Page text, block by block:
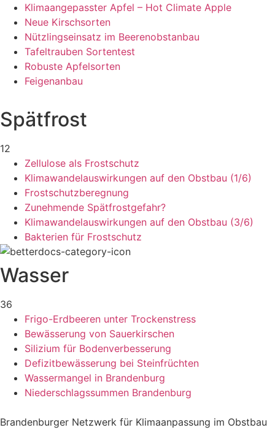
Klimaangepasster Apfel – Hot Climate Apple
Neue Kirschsorten
Nützlingseinsatz im Beerenobstanbau
Tafeltrauben Sortentest
Robuste Apfelsorten
Feigenanbau
Spätfrost
12
Zellulose als Frostschutz
Klimawandelauswirkungen auf den Obstbau (1/6)
Frostschutzberegnung
Zunehmende Spätfrostgefahr?
Klimawandelauswirkungen auf den Obstbau (3/6)
Bakterien für Frostschutz
Wasser
36
Frigo-Erdbeeren unter Trockenstress
Bewässerung von Sauerkirschen
Silizium für Bodenverbesserung
Defizitbewässerung bei Steinfrüchten
Wassermangel in Brandenburg
Niederschlagssummen Brandenburg
Brandenburger Netzwerk für Klimaanpassung im Obstbau